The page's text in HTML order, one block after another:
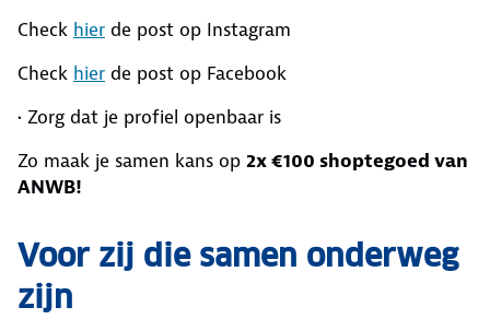
Check hier de post op Instagram
Check hier de post op Facebook
• Zorg dat je profiel openbaar is
Zo maak je samen kans op 2x €100 shoptegoed van
ANWB!
Voor zij die samen onderweg
zijn